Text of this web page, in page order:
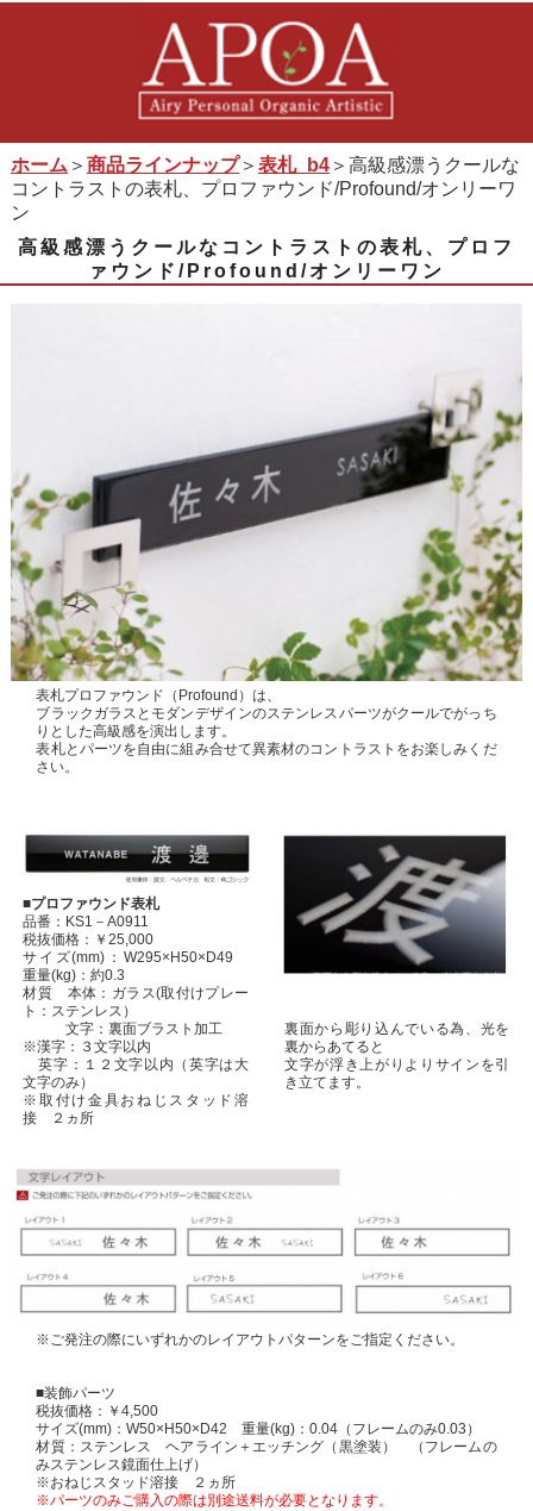
ホーム ＞ 商品ラインナップ＞ 表札_b4＞高級感漂うクールな
コントラストの表札、プロファウンド/Profound/オンリーワ
ン
高級感漂うクールなコントラストの表札、プロフ
ァウンド/Profound/オンリーワン
表札プロファウンド（Profound）は、
ブラックガラスとモダンデザインのステンレスパーツがクールでがっち
りとした高級感を演出します。
表札とパーツを自由に組み合せて異素材のコントラストをお楽しみくだ
さい。
■プロファウンド表札
品番：KS1－A0911
税抜価格：￥25,000
サイズ(mm)：W295×H50×D49
重量(kg)：約0.3
材質 本体：ガラス(取付けプレー
ト：ステンレス）
文字：裏面ブラスト加工
※漢字：３文字以内
英字：１２文字以内（英字は大
文字のみ）
※取付け金具おねじスタッド溶
接 ２ヵ所
裏面から彫り込んでいる為、光を
裏からあてると
文字が浮き上がりよりサインを引
き立てます。
※ご発注の際にいずれかのレイアウトパターンをご指定ください。
■装飾パーツ
税抜価格：￥4,500
サイズ(mm)：W50×H50×D42 重量(kg)：0.04（フレームのみ0.03）
材質：ステンレス ヘアライン＋エッチング（黒塗装） （フレームの
みステンレス鏡面仕上げ）
※おねじスタッド溶接 ２ヵ所
※パーツのみご購入の際は別途送料が必要となります。